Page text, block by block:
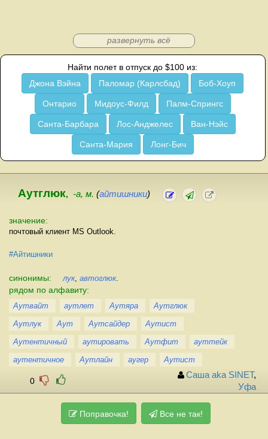
развернуть всё
Найти полет в отпуск до $100 из:
Джона Вэйна
Паломар (Карлсбад) Боб-Хоуп
Онтарио Мидоус-Филд Палм-Спрингс
Санта-Барбара Лос-Анджелес Ван-Нэйс
Санта-Мария Лонг-Бич
Аутглюк, -а, м. (айтишники)
значение:
почтовый клиент MS Outlook.
#Айтишники
синонимы: лук, автоглюк.
рядом по алфавиту:
Аутвайт аутлет Аутяра
Аутглюк
Аутлук
Аут Аутсайдер
Аутист
Аутентичный
аутировать Аутфит
ауттейк
аутентичное
Аутлайн аугер Аутист
0
Саша aka SINET,
Уфа
Поправочка! Все не так!